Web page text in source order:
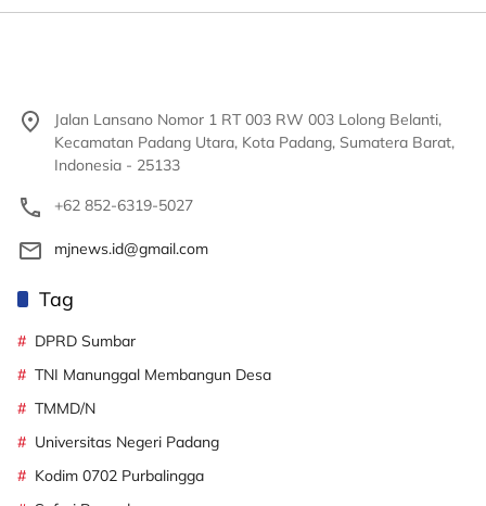
Jalan Lansano Nomor 1 RT 003 RW 003 Lolong Belanti,
Kecamatan Padang Utara, Kota Padang, Sumatera Barat,
Indonesia - 25133
+62 852-6319-5027
mjnews.id@gmail.com
Tag
DPRD Sumbar
TNI Manunggal Membangun Desa
TMMD/N
Universitas Negeri Padang
Kodim 0702 Purbalingga